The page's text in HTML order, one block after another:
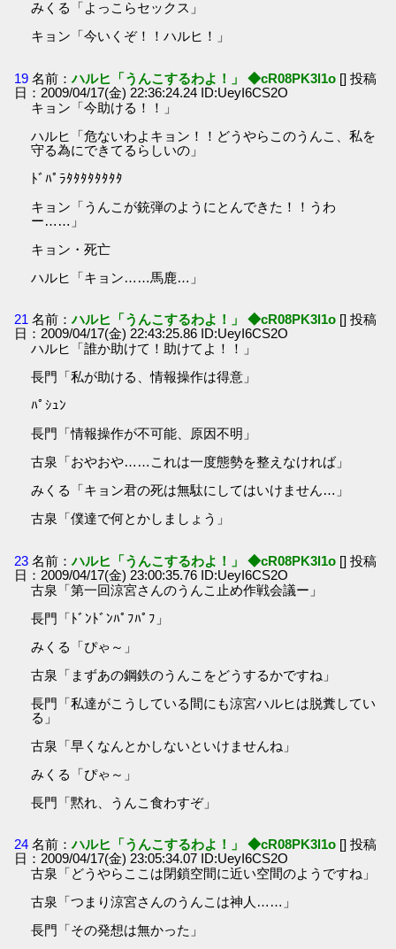
みくる「よっこらセックス」
キョン「今いくぞ！！ハルヒ！」
19 名前：ハルヒ「うんこするわよ！」 ◆cR08PK3l1o [] 投稿
日：2009/04/17(金) 22:36:24.24 ID:UeyI6CS2O
キョン「今助ける！！」
ハルヒ「危ないわよキョン！！どうやらこのうんこ、私を
守る為にできてるらしいの」
ﾄﾞﾊﾟﾗﾀﾀﾀﾀﾀﾀﾀﾀ
キョン「うんこが銃弾のようにとんできた！！うわ
ー……」
キョン・死亡
ハルヒ「キョン……馬鹿…」
21 名前：ハルヒ「うんこするわよ！」 ◆cR08PK3l1o [] 投稿
日：2009/04/17(金) 22:43:25.86 ID:UeyI6CS2O
ハルヒ「誰か助けて！助けてよ！！」
長門「私が助ける、情報操作は得意」
ﾊﾟｼｭﾝ
長門「情報操作が不可能、原因不明」
古泉「おやおや……これは一度態勢を整えなければ」
みくる「キョン君の死は無駄にしてはいけません…」
古泉「僕達で何とかしましょう」
23 名前：ハルヒ「うんこするわよ！」 ◆cR08PK3l1o [] 投稿
日：2009/04/17(金) 23:00:35.76 ID:UeyI6CS2O
古泉「第一回涼宮さんのうんこ止め作戦会議ー」
長門「ﾄﾞﾝﾄﾞﾝﾊﾟﾌﾊﾟﾌ」
みくる「ぴゃ～」
古泉「まずあの鋼鉄のうんこをどうするかですね」
長門「私達がこうしている間にも涼宮ハルヒは脱糞してい
る」
古泉「早くなんとかしないといけませんね」
みくる「ぴゃ～」
長門「黙れ、うんこ食わすぞ」
24 名前：ハルヒ「うんこするわよ！」 ◆cR08PK3l1o [] 投稿
日：2009/04/17(金) 23:05:34.07 ID:UeyI6CS2O
古泉「どうやらここは閉鎖空間に近い空間のようですね」
古泉「つまり涼宮さんのうんこは神人……」
長門「その発想は無かった」